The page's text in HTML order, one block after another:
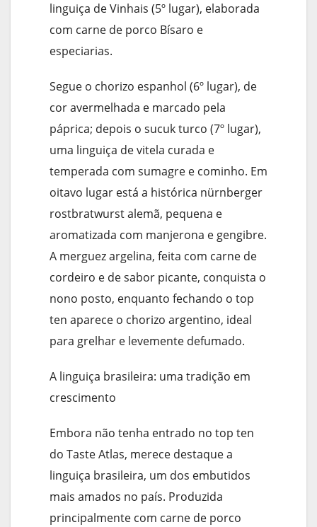
linguiça de Vinhais (5º lugar), elaborada
com carne de porco Bísaro e
especiarias.
Segue o chorizo espanhol (6º lugar), de
cor avermelhada e marcado pela
páprica; depois o sucuk turco (7º lugar),
uma linguiça de vitela curada e
temperada com sumagre e cominho. Em
oitavo lugar está a histórica nürnberger
rostbratwurst alemã, pequena e
aromatizada com manjerona e gengibre.
A merguez argelina, feita com carne de
cordeiro e de sabor picante, conquista o
nono posto, enquanto fechando o top
ten aparece o chorizo argentino, ideal
para grelhar e levemente defumado.
A linguiça brasileira: uma tradição em
crescimento
Embora não tenha entrado no top ten
do Taste Atlas, merece destaque a
linguiça brasileira, um dos embutidos
mais amados no país. Produzida
principalmente com carne de porco